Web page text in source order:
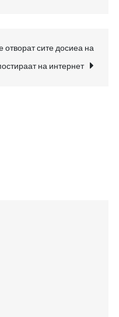
сите досиеа на
на интернет